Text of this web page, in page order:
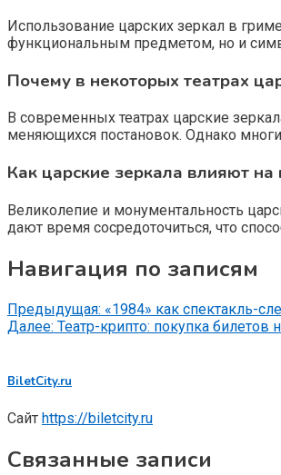
Использование царских зеркал в
функциональным предметом, но и
Почему в некоторых театрах
В современных театрах царские
меняющихся постановок. Однако
Как царские зеркала влияют
Великолепие и монументальность
дают время сосредоточиться, что
Навигация по записям
Предыдущая: «1984» как спектакль-
Далее: Театр-крипто: покупка
BiletCity.ru
Сайт https://biletcity.ru
Связанные записи